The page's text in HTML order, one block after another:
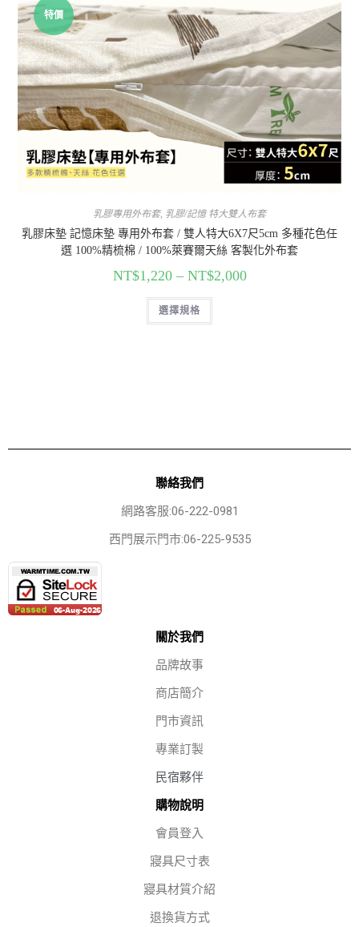
特價
乳膠專用外布套, 乳膠/記憶 特大雙人布套
乳膠床墊 記憶床墊 專用外布套 / 雙人特大6X7尺5cm 多種花色任
選 100%精梳棉 / 100%萊賽爾天絲 客製化外布套
NT$1,220– NT$2,000
選擇規格
聯絡我們
網路客服:06-222-0981
西門展示門市:06-225-9535
關於我們
品牌故事
商店簡介
門市資訊
專業訂製
民宿夥伴
購物說明
會員登入
寢具尺寸表
寢具材質介紹
退換貨方式